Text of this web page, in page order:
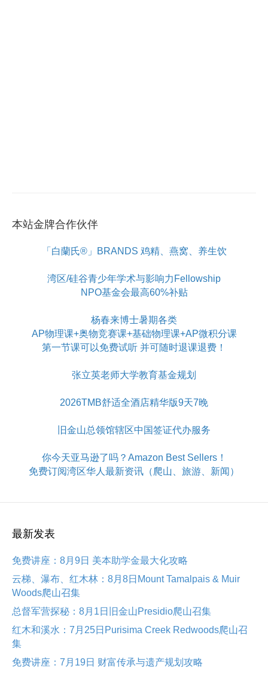
本站金牌合作伙伴
「白蘭氏®」BRANDS 鸡精、燕窝、养生饮
湾区/硅谷青少年学术与影响力Fellowship
NPO基金会最高60%补贴
杨春来博士暑期各类
AP物理课+奥物竞赛课+基础物理课+AP微积分课
第一节课可以免费试听 并可随时退课退费！
张立英老师大学教育基金规划
2026TMB舒适全酒店精华版9天7晚
旧金山总领馆辖区中国签证代办服务
你今天亚马逊了吗？Amazon Best Sellers！
免费订阅湾区华人最新资讯（爬山、旅游、新闻）
最新发表
免费讲座：8月9日 美本助学金最大化攻略
云梯、瀑布、红木林：8月8日Mount Tamalpais & Muir
Woods爬山召集
总督军营探秘：8月1日旧金山Presidio爬山召集
红木和溪水：7月25日Purisima Creek Redwoods爬山召
集
免费讲座：7月19日 财富传承与遗产规划攻略